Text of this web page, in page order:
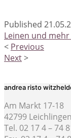
Published
Leinen und
< Previous
Next>
andrea risto
Am Markt 17-18
42799
Tel. 02 17 4 – 74